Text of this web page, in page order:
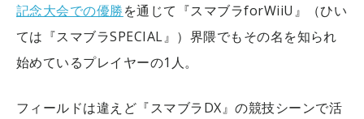
記念大会での優勝を通じて『スマブラforWiiU』（ひい
ては『スマブラSPECIAL』）界隈でもその名を知られ
始めているプレイヤーの1人。
フィールドは違えど『スマブラDX』の競技シーンで活